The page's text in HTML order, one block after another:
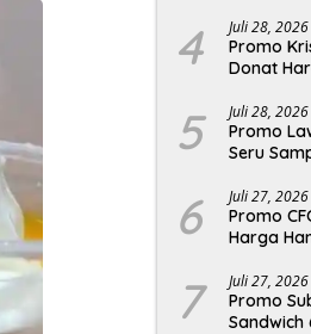
4 Juli 28, 2026
Promo
Donat
5 Juli 28, 2026
Promo
Seru
6 Juli 27, 2026
Promo
Harga
7 Juli 27, 2026
Promo
Sandwich